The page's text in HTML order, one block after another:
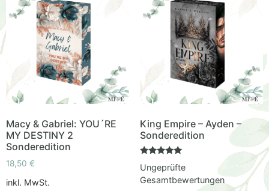
Macy & Gabriel: YOU´RE
MY DESTINY 2
Sonderedition
18,50 €
inkl. MwSt.
King Empire – Ayden –
Sonderedition
mit
5.00
von 5
Ungeprüfte
Gesamtbewertungen